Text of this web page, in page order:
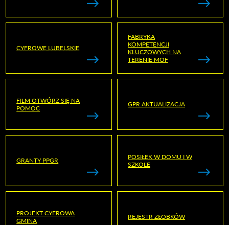
CYFROWE LUBELSKIE
FABRYKA
KOMPETENCJI
KLUCZOWYCH NA
TERENIE MOF
FILM OTWÓRZ SIĘ NA
POMOC
GPR AKTUALIZACJA
GRANTY PPGR
POSIŁEK W DOMU I W
SZKOLE
PROJEKT CYFROWA
GMINA
REJESTR ŻŁOBKÓW